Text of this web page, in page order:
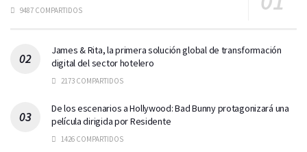
9487 COMPARTIDOS
James & Rita, la primera solución global de transformación
digital del sector hotelero
2173 COMPARTIDOS
De los escenarios a Hollywood: Bad Bunny protagonizará una
película dirigida por Residente
1426 COMPARTIDOS